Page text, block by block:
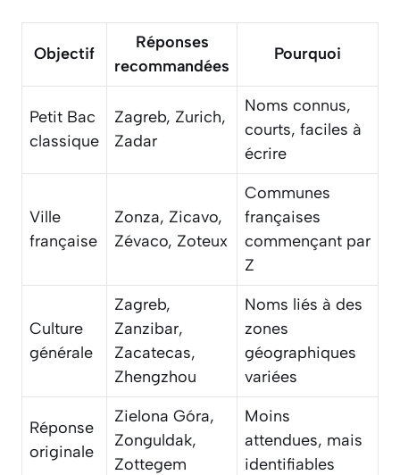
Objectif
Réponses
recommandées
Pourquoi
Petit Bac
classique
Zagreb, Zurich,
Zadar
Noms connus,
courts, faciles à
écrire
Ville
française
Zonza, Zicavo,
Zévaco, Zoteux
Communes
françaises
commençant par
Z
Culture
générale
Zagreb,
Zanzibar,
Zacatecas,
Zhengzhou
Noms liés à des
zones
géographiques
variées
Réponse
originale
Zielona Góra,
Zonguldak,
Zottegem
Moins
attendues, mais
identifiables